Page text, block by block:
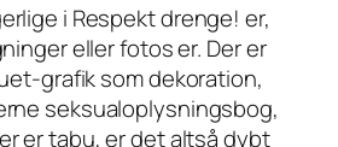
i Respekt drenge! er,
eller fotos er. Der er
grafik som dekoration,
seksualoplysningsbog,
er tabu, er det altså dybt